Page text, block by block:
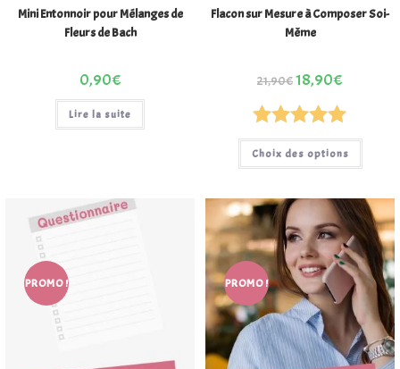
Mini Entonnoir pour Mélanges de
Fleurs de Bach
0,90€
Lire la suite
Flacon sur Mesure à Composer Soi-
Même
21,90€18,90€
Note5.00
sur 5
Choix des options
PROMO ! PROMO !